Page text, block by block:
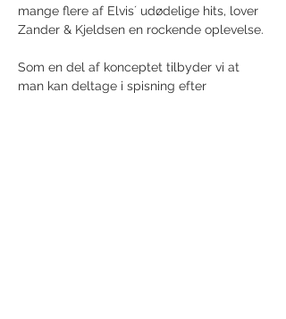
mange flere af Elvis´ udødelige hits, lover
Zander & Kjeldsen en rockende oplevelse.
Som en del af konceptet tilbyder vi at
man kan deltage i spisning efter